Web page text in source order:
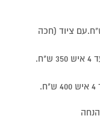
חכה רגילה (ללא ציוד) לאדם 150 ש"ח.עם ציוד (חכה
2. שיעור חכה רגילה (עם ציוד חכה אחת)עד 4 איש 350 ש"ח.